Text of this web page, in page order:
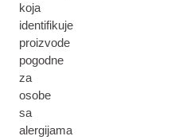
koja
identifikuje
proizvode
pogodne
za
osobe
sa
alergijama